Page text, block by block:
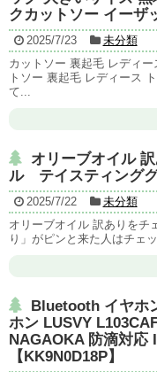
クカットソー イーザ
2025/7/23
未分類
カットソー 裏起毛 レディ
トソー 裏起毛 レディース
て...
オリーブオイル
ル テイスティング
2025/7/22
未分類
オリーブオイル 訳ありをチ
り」がピンと来た人はチェ
Bluetooth イヤホ
ホン LUSVY
NAGAOKA 防滴対応
【KK9N0D18P】